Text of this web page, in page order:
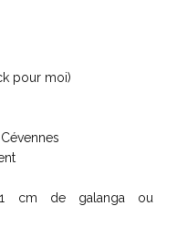
pour moi)
cm de galanga ou